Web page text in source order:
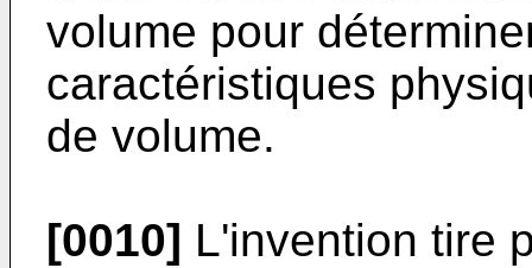
volume pour
caractéristiques
de volume.
[0010] L'invention tire